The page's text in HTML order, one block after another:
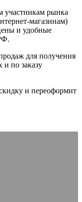
участникам рынка
магазинам)
и удобные
для получения
по заказу
и переоформит